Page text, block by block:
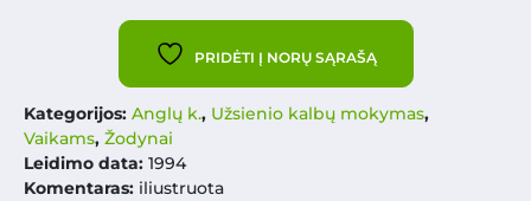
PRIDĖTI Į NORŲ SĄRAŠĄ
Kategorijos: Anglų k., Užsienio kalbų mokymas,
Vaikams, Žodynai
Leidimo data: 1994
Komentaras: iliustruota